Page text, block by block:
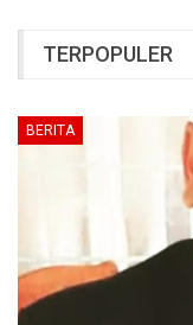
TERPOPULER
BERITA